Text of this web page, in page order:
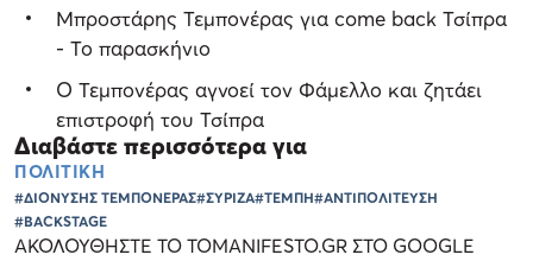
Μπροστάρης Τεμπονέρας για come back Τσίπρα
- Το παρασκήνιο
Ο Τεμπονέρας αγνοεί τον Φάμελλο και ζητάει
επιστροφή του Τσίπρα
Διαβάστε περισσότερα για
ΠΟΛΙΤΙΚΗ
#ΔΙΟΝΥΣΗΣ ΤΕΜΠΟΝΕΡΑΣ#ΣΥΡΙΖΑ#ΤΕΜΠΗ#ΑΝΤΙΠΟΛΙΤΕΥΣΗ
#BACKSTAGE
ΑΚΟΛΟΥΘΗΣΤΕ ΤΟ TOMANIFESTO.GR ΣΤΟ GOOGLE